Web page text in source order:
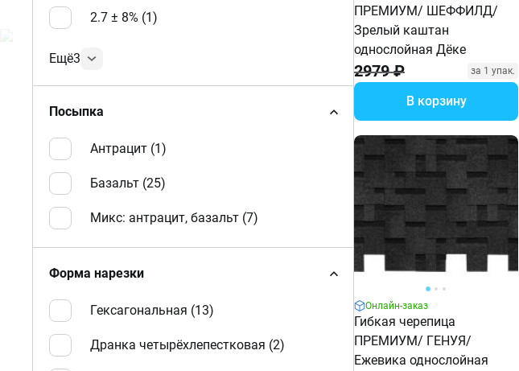
2.7 ± 8% (1)
Ещё3
Посыпка
Антрацит (1)
Базальт (25)
Микс: антрацит, базальт (7)
Форма нарезки
Гексагональная (13)
Дранка четырёхлепестковая (2)
ПРЕМИУМ/ ШЕФФИЛД/
Зрелый каштан
однослойная Дёке
2979 ₽ за 1 упак.
В корзину
Онлайн-заказ
Гибкая черепица
ПРЕМИУМ/ ГЕНУЯ/
Ежевика однослойная